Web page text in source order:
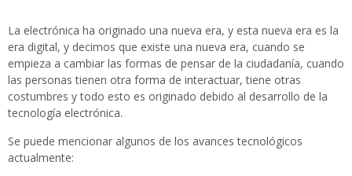
La electrónica ha originado una nueva era, y esta nueva era es la
era digital, y decimos que existe una nueva era, cuando se
empieza a cambiar las formas de pensar de la ciudadanía, cuando
las personas tienen otra forma de interactuar, tiene otras
costumbres y todo esto es originado debido al desarrollo de la
tecnología electrónica.
Se puede mencionar algunos de los avances tecnológicos
actualmente: